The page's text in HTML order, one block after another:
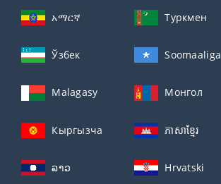
አማርኛ Туркмен
Ўзбек Soomaaliga
Malagasy Монгол
Кыргызча ភាសាខ្មែរ
ລາວ Hrvatski